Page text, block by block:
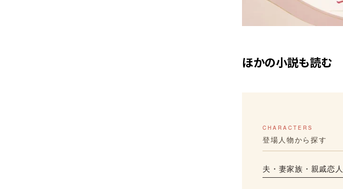
ほかの小説も読む
CHARACTERS
登場人物から探す
夫・妻家族・親戚恋人